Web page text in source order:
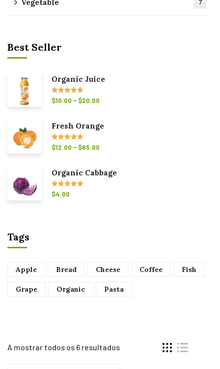
A mostrar todos os 6 resultados
Vegetable 7
Best Seller
Organic Juice
Avaliação
5.00de 5
$10.00 – $20.00
Fresh Orange
Avaliação
5.00de 5
$12.00 – $65.00
Organic Cabbage
Avaliação
5.00de 5
$4.00
Tags
Apple Bread Cheese Coffee Fish
Grape Organic Pasta